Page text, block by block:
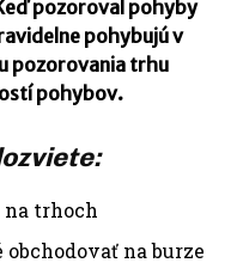
pozoroval pohyby
pohybujú v
pozorovania trhu
pohybov.
trhoch
obchodovať na burze